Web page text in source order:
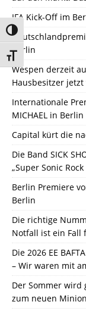
Umschalten auf
Schrift vergrößern
IFA Kick-Off im
Berlin
Wespen derzeit
Hausbesitzer
Internationale
MICHAEL in Berlin
Capital kürt die
Die Band SICK
„Super Sonic Rock
Berlin Premiere
Berlin
Die richtige
Notfall ist ein Fall
Die 2026 EE
– Wir waren mit
Der Sommer wird
zum neuen